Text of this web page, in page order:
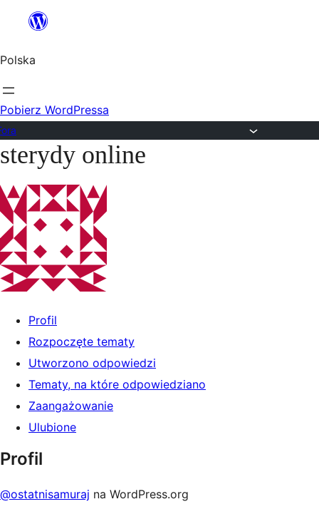
Przejdź
treści
Polska
Pobierz WordPressa
Przejdź
treści
sterydy online
Profil
Rozpoczęte tematy
Utworzono odpowiedzi
Tematy, na które odpowiedziano
Zaangażowanie
Ulubione
Profil
@ostatnisamuraj na WordPress.org